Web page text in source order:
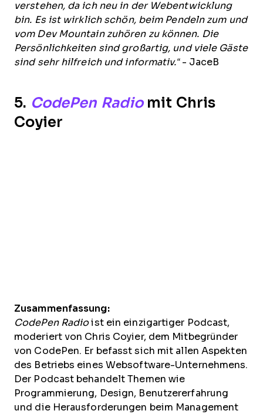
verstehen, da ich neu in der Webentwicklung
bin. Es ist wirklich schön, beim Pendeln zum und
vom Dev Mountain zuhören zu können. Die
Persönlichkeiten sind großartig, und viele Gäste
sind sehr hilfreich und informativ.“- JaceB
5. CodePen Radiomit Chris
Coyier
Zusammenfassung:
CodePen Radioist ein einzigartiger Podcast,
moderiert von Chris Coyier, dem Mitbegründer
von CodePen. Er befasst sich mit allen Aspekten
des Betriebs eines Websoftware-Unternehmens.
Der Podcast behandelt Themen wie
Programmierung, Design, Benutzererfahrung
und die Herausforderungen beim Management